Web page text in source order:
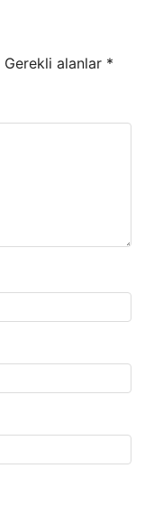
Gerekli alanlar *